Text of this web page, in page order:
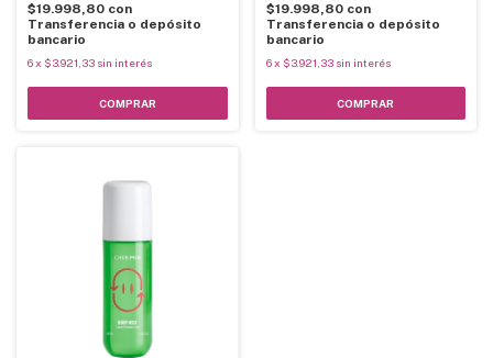
$19.998,80 con
Transferencia o depósito
bancario
6x $3.921,33 sin interés
$19.998,80 con
Transferencia o depósito
bancario
6 x $3.921,33 sin interés